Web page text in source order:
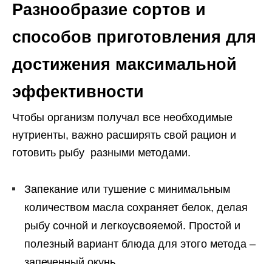
Разнообразие сортов и
способов приготовления для
достижения максимальной
эффективности
Чтобы организм получал все необходимые
нутриенты, важно расширять свой рацион и
готовить рыбу разными методами.
Запекание или тушение с минимальным
количеством масла сохраняет белок, делая
рыбу сочной и легкоусвояемой. Простой и
полезный вариант блюда для этого метода –